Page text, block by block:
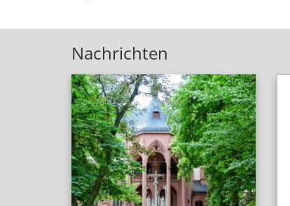
Nachrichten